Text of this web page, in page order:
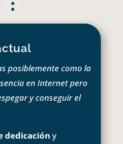
posiblemente como la
en Internet pero
y conseguir el
dedicación y